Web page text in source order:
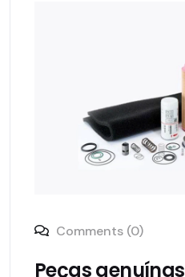
Comments (0)
Peças genuínas